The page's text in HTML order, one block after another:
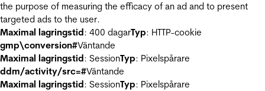
the purpose of measuring the efficacy of an ad and to present
targeted ads to the user.
Maximal lagringstid: 400 dagarTyp: HTTP-cookie
gmp\conversion#Väntande
Maximal lagringstid: SessionTyp: Pixelspårare
ddm/activity/src=#Väntande
Maximal lagringstid: SessionTyp: Pixelspårare